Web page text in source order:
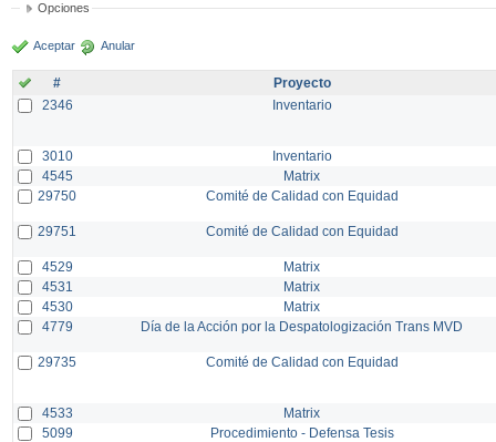
Opciones
Aceptar Anular
#
Proyecto
2346
Inventario
3010
Inventario
4545
Matrix
29750
Comité de Calidad con Equidad
29751 Comité de Calidad con Equidad
4529
Matrix
4531
Matrix
4530
Matrix
4779
Día de la Acción por la Despatologización Trans MVD
29735 Comité de Calidad con Equidad
4533
Matrix
5099
Procedimiento - Defensa Tesis